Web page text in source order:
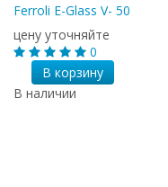
Ferroli E-Glass V- 50
цену уточняйте
0
В корзину
В наличии